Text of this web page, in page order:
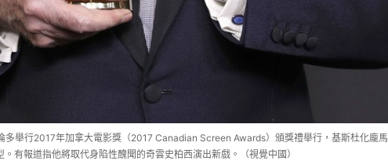
多舉行2017年加拿大電影獎（2017 Canadian Screen Awards）頒獎禮舉行，基斯杜化龐馬
有報道指他將取代身陷性醜聞的奇雲史柏西演出新戲。（視覺中國）